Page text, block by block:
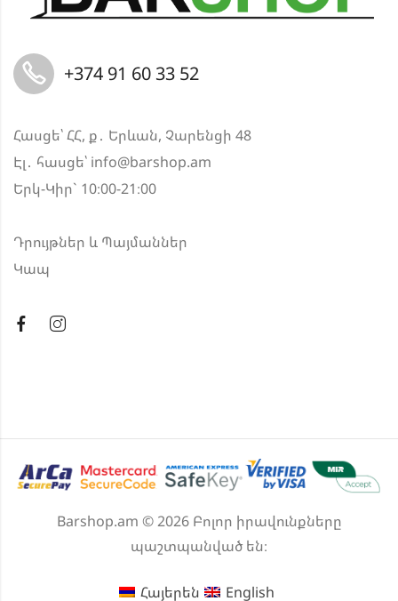
+374 91 60 33 52
Հասցե՝ ՀՀ, ք․ Երևան, Չարենցի 48
Էլ․ հասցե՝ info@barshop.am
Երկ-Կիր` 10։00-21։00
Դրույթներ և Պայմաններ
Կապ
Barshop.am © 2026 Բոլոր իրավունքները
պաշտպանված են։
Հայերեն English